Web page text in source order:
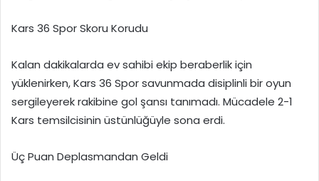
Kars 36 Spor Skoru Korudu
Kalan dakikalarda ev sahibi ekip beraberlik için
yüklenirken, Kars 36 Spor savunmada disiplinli bir oyun
sergileyerek rakibine gol şansı tanımadı. Mücadele 2-1
Kars temsilcisinin üstünlüğüyle sona erdi.
Üç Puan Deplasmandan Geldi